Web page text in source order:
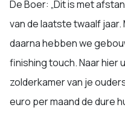
De Boer: „Dit is met
van de laatste twaalf
daarna hebben we
finishing touch. Naar hier
zolderkamer van je
euro per maand de dure